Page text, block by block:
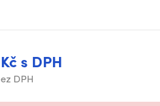
s DPH
DPH